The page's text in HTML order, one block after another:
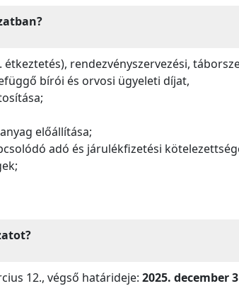
rendezvényszervezési,
bírói és orvosi ügyeleti díjat,
előállítása;
adó és járulékfizetési
12., végső határideje: 2025. december